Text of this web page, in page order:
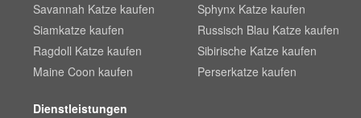
Savannah Katze kaufen
Siamkatze kaufen
Ragdoll Katze kaufen
Maine Coon kaufen
Sphynx Katze kaufen
Russisch Blau Katze kaufen
Sibirische Katze kaufen
Perserkatze kaufen
Dienstleistungen